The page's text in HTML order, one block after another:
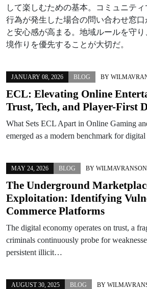
して楽しむための基本。コミュニテ
行為が発生した場合の問い合わせ窓
と安心感が高まる。地域ルールを守
境作りを優先することが大切だ。
JANUARY 08, 2026 BLOG BY
ECL: Elevating Online
Trust, Tech, and Player-First
What Sets ECL Apart in Online Gaming
emerged as a modern benchmark for
MAY 24, 2026 BLOG BY WILMAVRANSON
The Underground
Exploitation: Identifying
Commerce Platforms
The digital economy operates on trust, a
criminals continuously probe for
persistent illicit…
AUGUST 30, 2025 BLOG BY